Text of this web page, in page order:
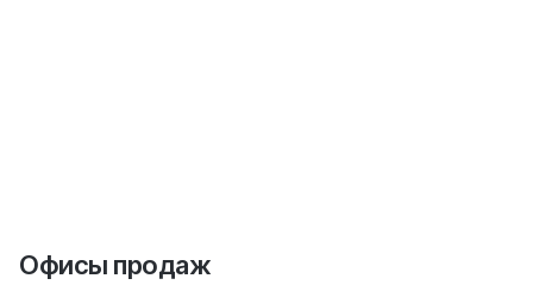
Офисы продаж